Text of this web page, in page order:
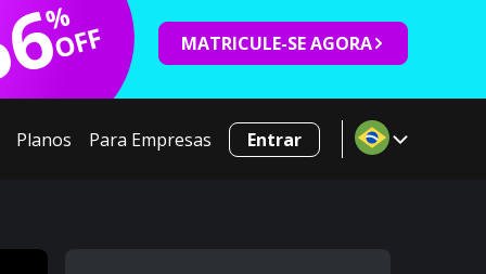
%
OFF MATRICULE-SE AGORA
Planos Para Empresas Entrar